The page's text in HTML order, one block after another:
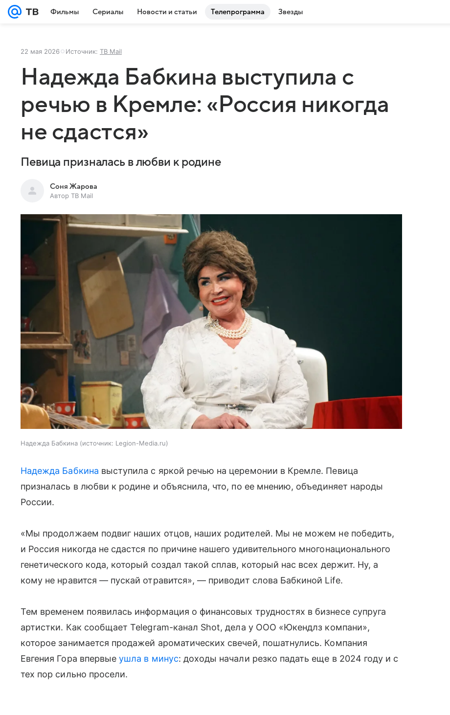
Фильмы Сериалы Новости и статьи Телепрограмма Звезды
22 мая 2026 Источник: ТВ Mail
Надежда Бабкина выступила с
речью в Кремле: «Россия никогда
не сдастся»
Певица призналась в любви к родине
Соня Жарова
Автор ТВ Mail
Надежда Бабкина источник: Legion-Media.ru
Надежда Бабкина выступила с яркой речью на церемонии в Кремле. Певица
призналась в любви к родине и объяснила, что, по ее мнению, объединяет народы
России.
«Мы продолжаем подвиг наших отцов, наших родителей. Мы не можем не победить,
и Россия никогда не сдастся по причине нашего удивительного многонационального
генетического кода, который создал такой сплав, который нас всех держит. Ну, а
кому не нравится — пускай отравится», — приводит слова Бабкиной Life.
Тем временем появилась информация о финансовых трудностях в бизнесе супруга
артистки. Как сообщает Telegram-канал Shot, дела у ООО «Юкендлз компани»,
которое занимается продажей ароматических свечей, пошатнулись. Компания
Евгения Гора впервыеушла в минус: доходы начали резко падать еще в 2024 году и с
тех пор сильно просели.